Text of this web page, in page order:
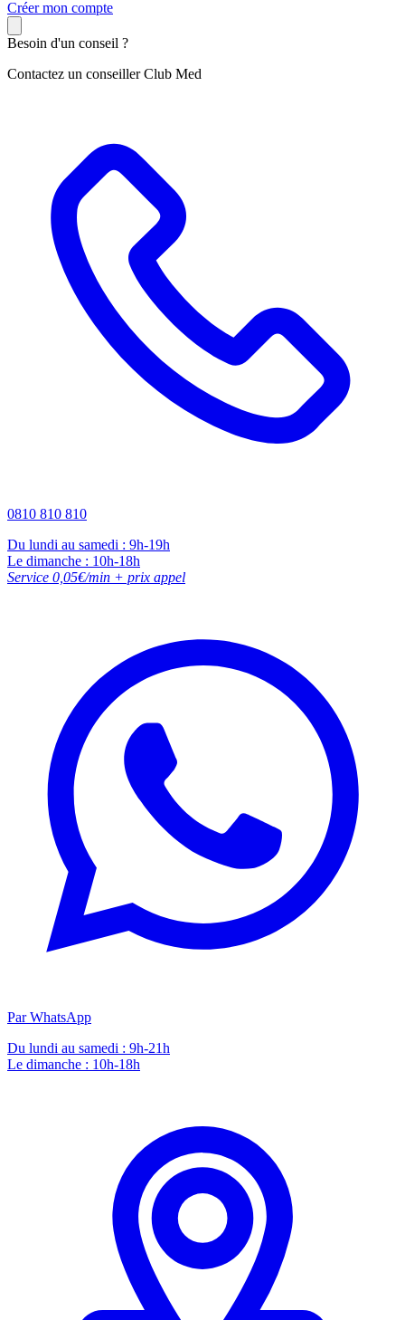
Créer mon compte
Besoin d'un conseil ?
Contactez un conseiller Club Med
0810 810 810
Du lundi au samedi : 9h-19h
Le dimanche : 10h-18h
Service 0,05€/min + prix appel
Par WhatsApp
Du lundi au samedi : 9h-21h
Le dimanche : 10h-18h